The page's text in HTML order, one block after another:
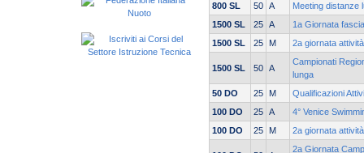
800 SL
50 A
Meeting distanze
1500 SL
25 A
1a Giornata
1500 SL
25 M 2a giornata
1500 SL 50 A
Campionati
lunga
50 DO
25 M
Qualificazioni
100 DO
25 A
4° Venice
100 DO
25 M 2a giornata
2a Giornata